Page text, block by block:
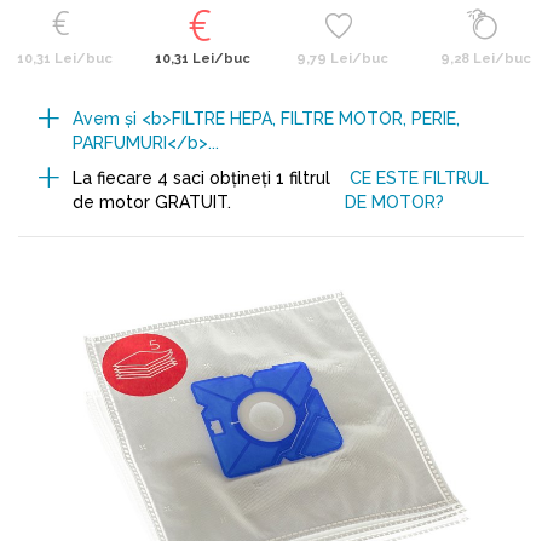
10,31 Lei/buc 10,31 Lei/buc 9,79 Lei/buc 9,28 Lei/buc
Avem şi <b>FILTRE HEPA, FILTRE MOTOR, PERIE,
PARFUMURI</b>...
La fiecare 4 saci obţineţi 1 filtrul
de motor GRATUIT.
CE ESTE FILTRUL
DE MOTOR?